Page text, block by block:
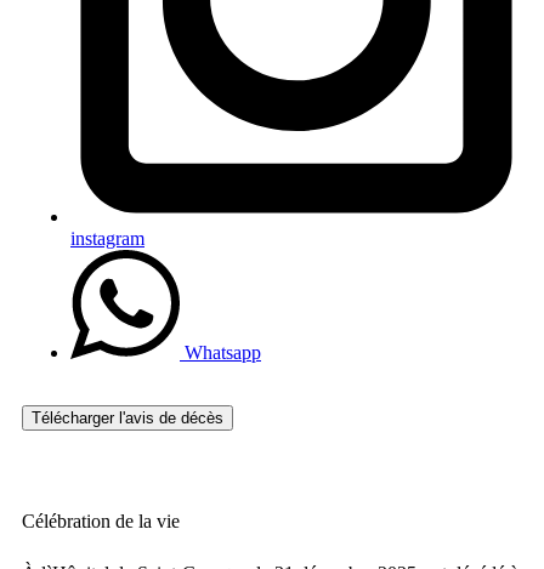
instagram
Whatsapp
Télécharger l'avis de décès
Célébration de la vie